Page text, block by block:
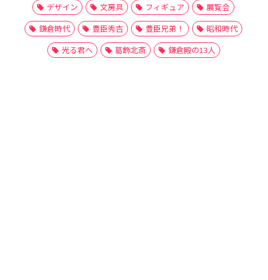
デザイン
文房具 フィギュア
展覧会
鎌倉時代
豊臣秀吉 豊臣兄弟！
昭和時代
光る君へ
葛飾北斎 鎌倉殿の13人